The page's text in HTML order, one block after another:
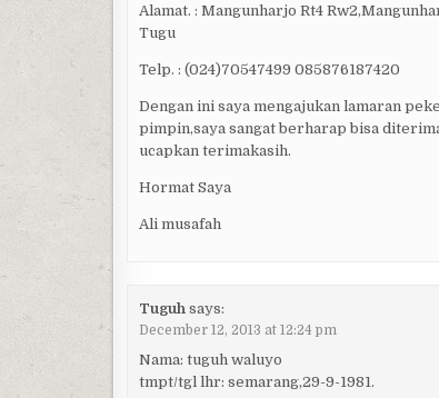
Alamat. : Mangunharjo Rt4
Tugu
Telp. : (024)70547499 085876187420
Dengan ini saya mengajukan lamaran
pimpin,saya sangat berharap bisa
ucapkan terimakasih.
Hormat Saya
Ali musafah
Tuguh says:
December 12, 2013 at 12:24 pm
Nama: tuguh waluyo
tmpt/tgl lhr: semarang,29-9-1981.